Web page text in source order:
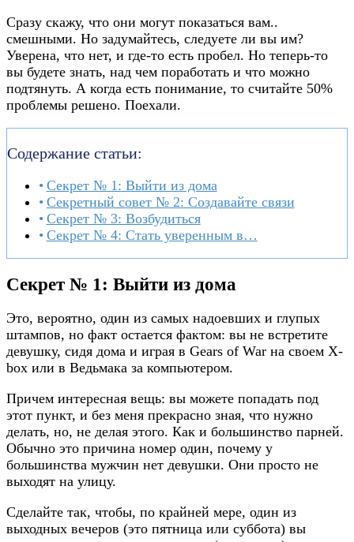
Сразу скажу, что они могут показаться вам..
смешными. Но задумайтесь, следуете ли вы им?
Уверена, что нет, и где-то есть пробел. Но теперь-то
вы будете знать, над чем поработать и что можно
подтянуть. А когда есть понимание, то считайте 50%
проблемы решено. Поехали.
Содержание статьи:
Секрет № 1: Выйти из дома
Секретный совет № 2: Создавайте связи
Секрет № 3: Возбудиться
Секрет № 4: Стать уверенным в…
Секрет № 1: Выйти из дома
Это, вероятно, один из самых надоевших и глупых
штампов, но факт остается фактом: вы не встретите
девушку, сидя дома и играя в Gears of War на своем X-
box или в Ведьмака за компьютером.
Причем интересная вещь: вы можете попадать под
этот пункт, и без меня прекрасно зная, что нужно
делать, но, не делая этого. Как и большинство парней.
Обычно это причина номер один, почему у
большинства мужчин нет девушки. Они просто не
выходят на улицу.
Сделайте так, чтобы, по крайней мере, один из
выходных вечеров (это пятница или суббота) вы